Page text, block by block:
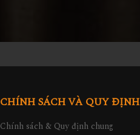
CHÍNH SÁCH VÀ QUY ĐỊNH
Chính sách & Quy định chung